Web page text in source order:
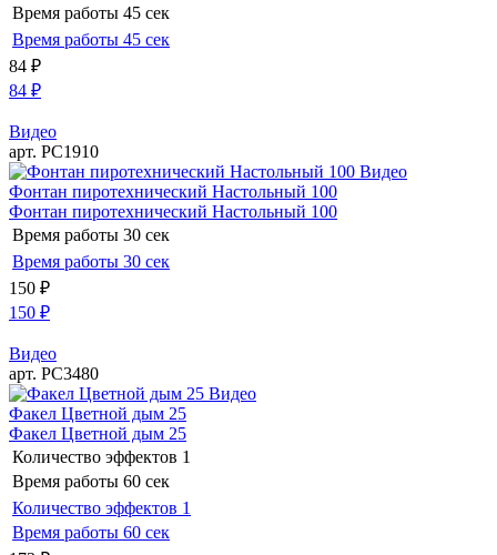
Время работы 45 сек
Время работы 45 сек
84 ₽
84 ₽
Видео
арт. РС1910
Видео
Фонтан пиротехнический Настольный 100
Фонтан пиротехнический Настольный 100
Время работы 30 сек
Время работы 30 сек
150 ₽
150 ₽
Видео
арт. РС3480
Видео
Факел Цветной дым 25
Факел Цветной дым 25
Количество эффектов 1
Время работы 60 сек
Количество эффектов 1
Время работы 60 сек